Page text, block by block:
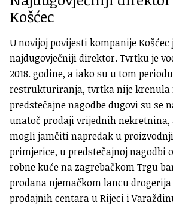
Košćec
U novijoj povijesti kompanije Košćec
najdugovječniji direktor. Tvrtku je
2018. godine, a iako su u tom
restrukturiranja, tvrtka nije krenula
predstečajne nagodbe dugovi su se
unatoč prodaji vrijednih
mogli jamčiti napredak u
primjerice, u predstečajnoj nagodbi
robne kuće na zagrebačkom Trgu
prodana njemačkom lancu
prodajnih centara u Rijeci i